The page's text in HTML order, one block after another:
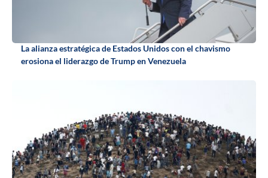
La alianza estratégica de Estados Unidos con el chavismo
erosiona el liderazgo de Trump en Venezuela